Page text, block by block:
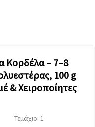
Κορδέλα – 7–8
100 g
& Χειροποίητες
Τεμάχιο: 1